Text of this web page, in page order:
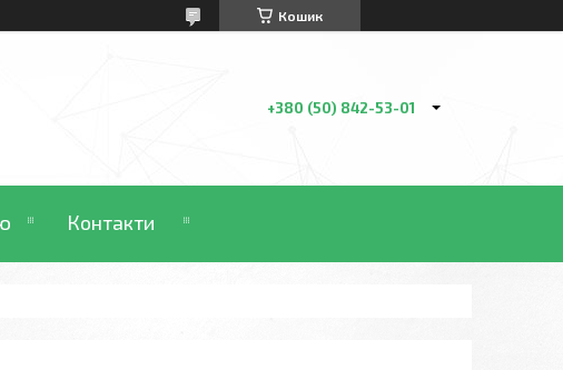
Кошик
+380 (50) 842-53-01
Контакти